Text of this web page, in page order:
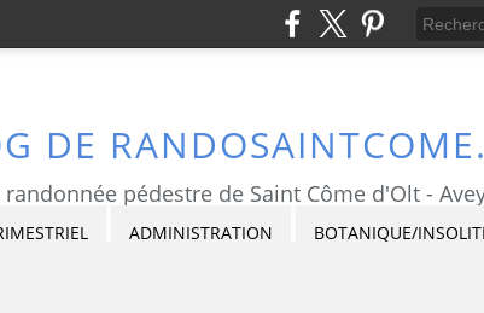
DE
randonnée pédestre de Saint Côme d'Olt -
ADMINISTRATION BOTANIQUE/